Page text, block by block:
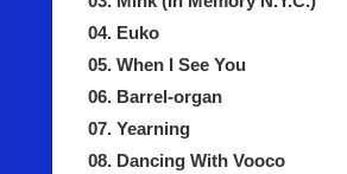
04. Euko
05. When I See You
06. Barrel-organ
07. Yearning
08. Dancing With Vooco